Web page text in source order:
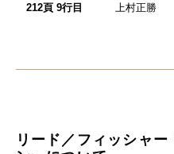
212頁 9行目 上村正勝
リード／フィッシャ